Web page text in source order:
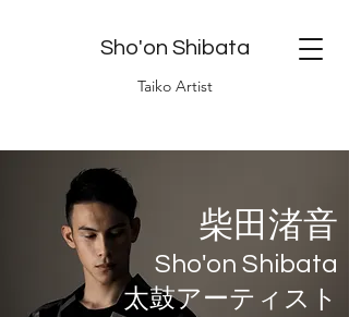
Sho'on Shibata
Taiko Artist
柴田渚音
Sho'on Shibata
太鼓アーティスト